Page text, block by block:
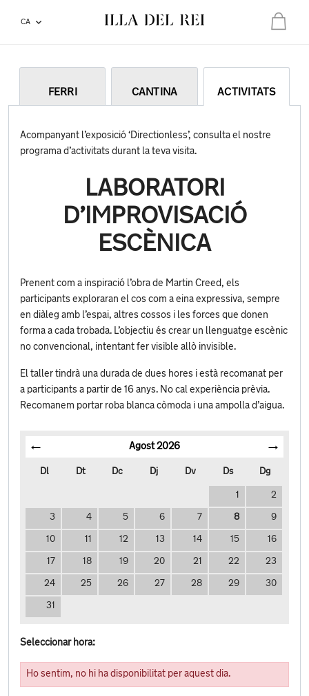
CA
La teva cistella està buida
FERRI CANTINA ACTIVITATS
Acompanyant l’exposició ‘Directionless’, consulta el nostre
programa d’activitats durant la teva visita.
LABORATORI
D’IMPROVISACIÓ
ESCÈNICA
Prenent com a inspiració l’obra de Martin Creed, els
participants exploraran el cos com a eina expressiva, sempre
en diàleg amb l’espai, altres cossos i les forces que donen
forma a cada trobada. L’objectiu és crear un llenguatge escènic
no convencional, intentant fer visible allò invisible.
El taller tindrà una durada de dues hores i està recomanat per
a participants a partir de 16 anys. No cal experiència prèvia.
Recomanem portar roba blanca còmoda i una ampolla d’aigua.
Agost 2026
Dl Dt Dc Dj Dv Ds Dg
1 2
3 4 5 6 7 8 9
10 11 12 13 14 15 16
17 18 19 20 21 22 23
24 25 26 27 28 29 30
31
Seleccionar hora:
Ho sentim, no hi ha disponibilitat per aquest dia.